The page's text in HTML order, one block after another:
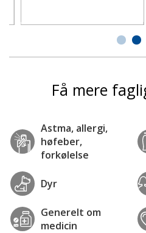
Få mere
Astma, allergi,
høfeber,
forkølelse
Dyr
Generelt om
medicin